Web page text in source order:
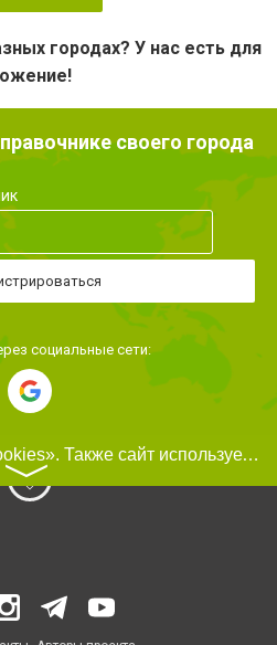
городах? У нас есть для
своего города
социальные сети:
Этот сайт использует «cookies». Также сайт использует интернет-сервис для сбора технических данных касательно посетителей с целью получения маркетинговой и статистической информации. Условия обработки данных посетителей сайта см.
〉